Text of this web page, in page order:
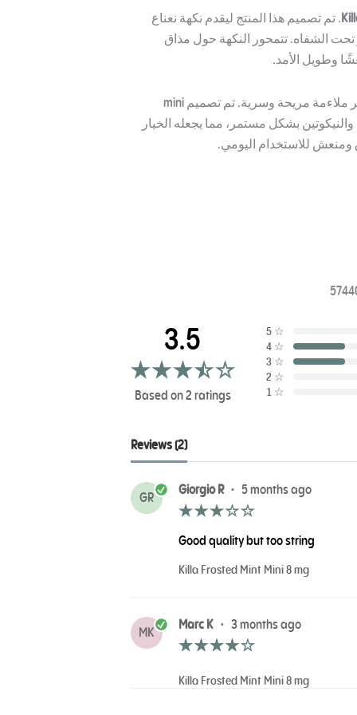
. تم تصميم هذا المنتج ليقدم نكهة نعناع
تحت الشفاه. تتمحور النكهة حول مذاق
وطويل الأمد.
مما يوفر ملاءمة مريحة وسرية. تم تصميم mini
بشكل مستمر، مما يجعله الخيار
ومنعش للاستخدام اليومي.
3.5
Based on 2 ratings
5 ☆
4 ☆
3 ☆
2 ☆
1 ☆
Reviews (2)
GR Giorgio R • 5 months ago
Good quality but too string
Killa Frosted Mint Mini 8 mg
MK Marc K • 3 months ago
Killa Frosted Mint Mini 8 mg